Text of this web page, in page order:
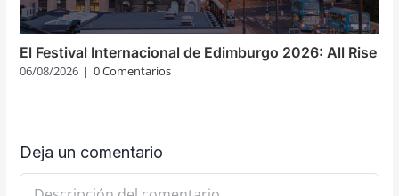
El Festival Internacional de Edimburgo 2026: All Rise
06/08/2026 | 0 Comentarios
Deja un comentario
Comentario